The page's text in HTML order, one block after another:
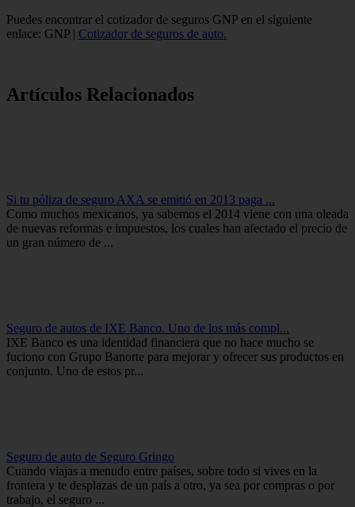
Puedes encontrar el cotizador de seguros GNP en el siguiente
enlace: GNP | Cotizador de seguros de auto.
Artículos Relacionados
Si tu póliza de seguro AXA se emitió en 2013 paga ...
Como muchos mexicanos, ya sabemos el 2014 viene con una oleada
de nuevas reformas e impuestos, los cuales han afectado el precio de
un gran número de ...
Seguro de autos de IXE Banco. Uno de los más compl...
IXE Banco es una identidad financiera que no hace mucho se
fuciono con Grupo Banorte para mejorar y ofrecer sus productos en
conjunto. Uno de estos pr...
Seguro de auto de Seguro Gringo
Cuando viajas a menudo entre países, sobre todo si vives en la
frontera y te desplazas de un país a otro, ya sea por compras o por
trabajo, el seguro ...